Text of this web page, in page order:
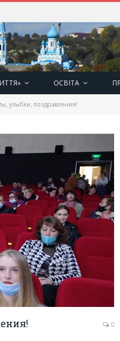
ОСВІТА
улыбки, поздравления!
0